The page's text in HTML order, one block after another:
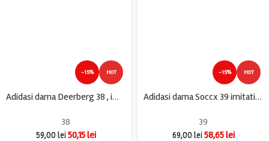
-15% HOT
Adidasi dama Deerberg 38 , imitatie de piele , maro
38
59,00lei 50,15lei
-15% HOT
Adidasi dama Soccx 39 imitatie de piele , material textil , crem
39
69,00lei 58,65lei